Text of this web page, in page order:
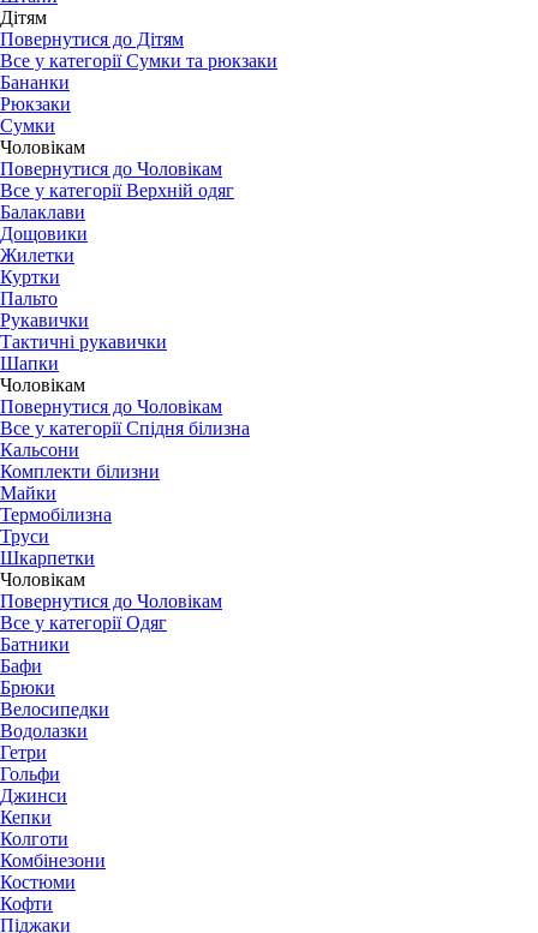
Дітям
Повернутися до Дітям
Все у категорії Сумки та рюкзаки
Бананки
Рюкзаки
Сумки
Чоловікам
Повернутися до Чоловікам
Все у категорії Верхній одяг
Балаклави
Дощовики
Жилетки
Куртки
Пальто
Рукавички
Тактичні рукавички
Шапки
Чоловікам
Повернутися до Чоловікам
Все у категорії Спідня білизна
Кальсони
Комплекти білизни
Майки
Термобілизна
Труси
Шкарпетки
Чоловікам
Повернутися до Чоловікам
Все у категорії Одяг
Батники
Бафи
Брюки
Велосипедки
Водолазки
Гетри
Гольфи
Джинси
Кепки
Колготи
Комбінезони
Костюми
Кофти
Піджаки